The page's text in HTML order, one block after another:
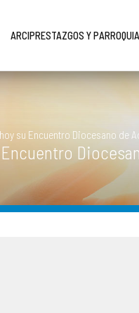
ARCIPRESTAZGOS Y
su Encuentro Diocesano de